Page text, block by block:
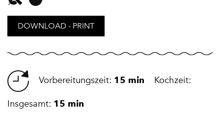
DOWNLOAD - PRINT
Vorbereitungszeit: 15 min Kochzeit:
Insgesamt: 15 min